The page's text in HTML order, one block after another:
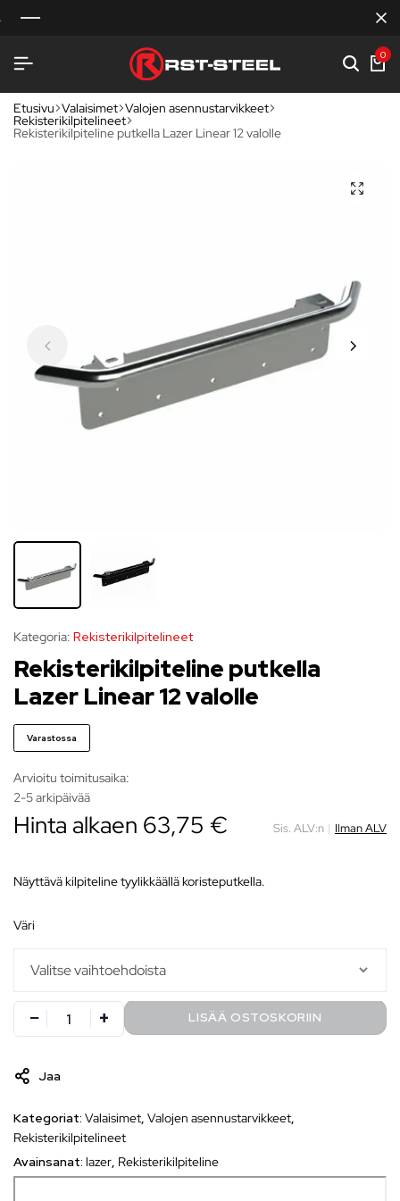
0
Etusivu Valaisimet Valojen asennustarvikkeet
Rekisterikilpitelineet
Rekisterikilpiteline putkella Lazer Linear 12 valolle
Kategoria: Rekisterikilpitelineet
Rekisterikilpiteline putkella
Lazer Linear 12 valolle
Varastossa
Arvioitu toimitusaika:
2-5 arkipäivää
Hinta alkaen 63,75 € Sis. ALV:n | Ilman ALV
Näyttävä kilpiteline tyylikkäällä koristeputkella.
väri
LISÄÄ OSTOSKORIIN
Jaa
Kategoriat: Valaisimet, Valojen asennustarvikkeet,
Rekisterikilpitelineet
Avainsanat: lazer, Rekisterikilpiteline